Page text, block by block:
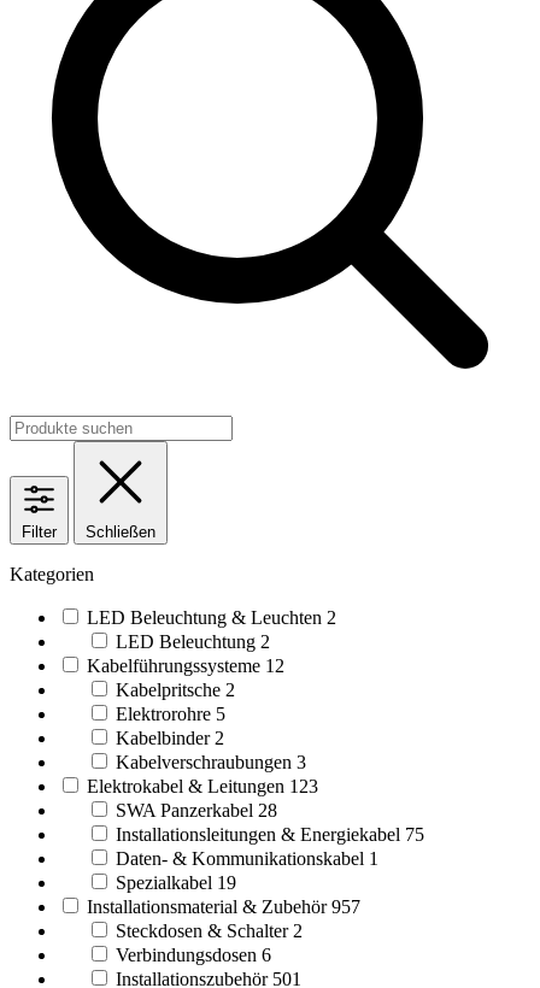
Filter Schließen
Kategorien
LED Beleuchtung & Leuchten 2
LED Beleuchtung 2
Kabelführungssysteme 12
Kabelpritsche 2
Elektrorohre 5
Kabelbinder2
Kabelverschraubungen 3
Elektrokabel & Leitungen 123
SWA Panzerkabel 28
Installationsleitungen & Energiekabel 75
Daten- & Kommunikationskabel 1
Spezialkabel 19
Installationsmaterial & Zubehör957
Steckdosen & Schalter2
Verbindungsdosen 6
Installationszubehör 501